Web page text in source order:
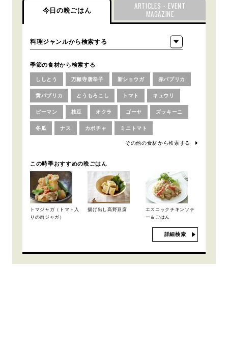
今日の晩ごはん
ARTICLES・EVENT
MAGAZINE
季節の食材から検索する
ししとう 万願寺唐辛子 新ショウガ 赤パプリカ
黄パプリカ とうもろこし トマト キュウリ
ピーマン 枝豆 オクラ ゴーヤ ズッキーニ
冬瓜 ナス カボチャ ミニトマト
その他の食材から検索する
この時季おすすめの晩ごはん
トマジャガ（トマト入
りの肉ジャガ）
揚げ出し高野豆腐
エスニックチキンソテ
ー＆ごはん
詳細検索